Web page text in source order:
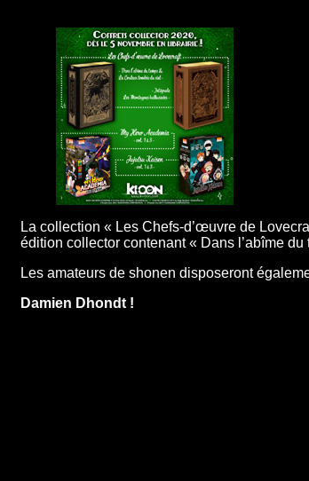
La collection « Les Chefs-d’œuvre de
édition collector contenant « Dans l’abîme
Les amateurs de shonen disposeront
Damien Dhondt !